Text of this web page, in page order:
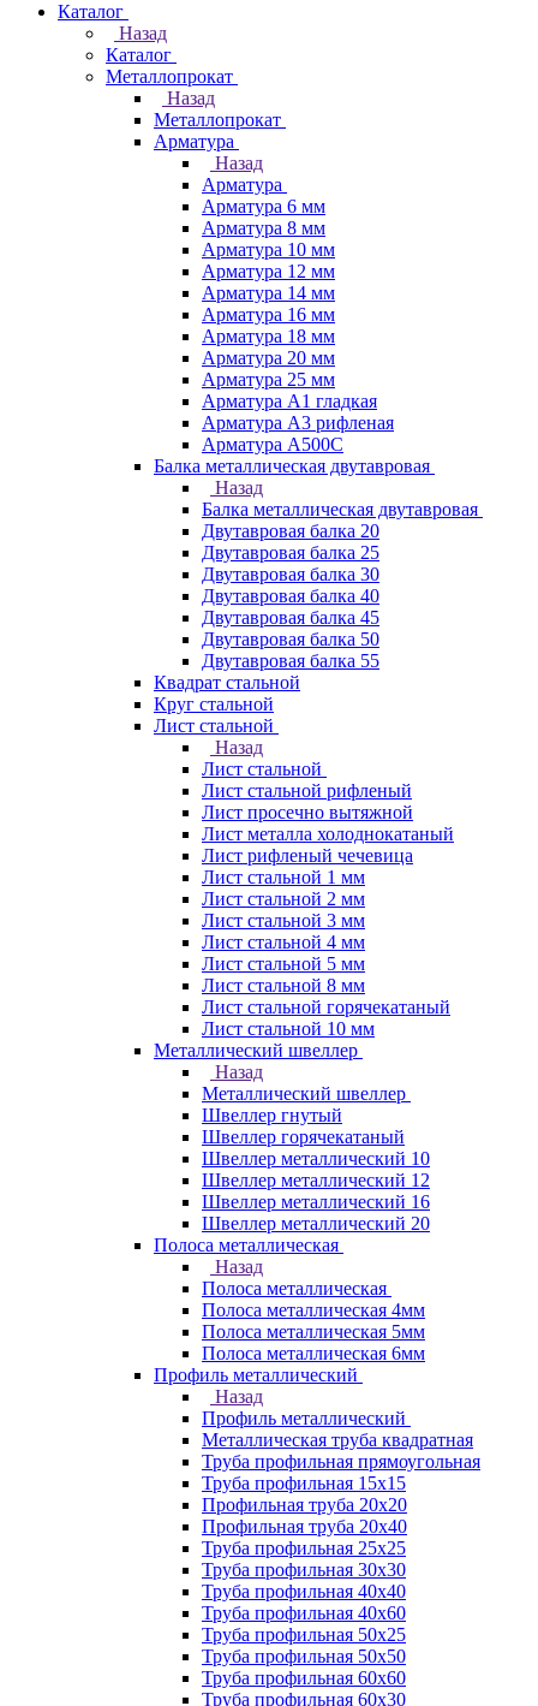
Каталог
Назад
Каталог
Металлопрокат
Назад
Металлопрокат
Арматура
Назад
Арматура
Арматура 6 мм
Арматура 8 мм
Арматура 10 мм
Арматура 12 мм
Арматура 14 мм
Арматура 16 мм
Арматура 18 мм
Арматура 20 мм
Арматура 25 мм
Арматура А1 гладкая
Арматура А3 рифленая
Арматура А500С
Балка металлическая двутавровая
Назад
Балка металлическая двутавровая
Двутавровая балка 20
Двутавровая балка 25
Двутавровая балка 30
Двутавровая балка 40
Двутавровая балка 45
Двутавровая балка 50
Двутавровая балка 55
Квадрат стальной
Круг стальной
Лист стальной
Назад
Лист стальной
Лист стальной рифленый
Лист просечно вытяжной
Лист металла холоднокатаный
Лист рифленый чечевица
Лист стальной 1 мм
Лист стальной 2 мм
Лист стальной 3 мм
Лист стальной 4 мм
Лист стальной 5 мм
Лист стальной 8 мм
Лист стальной горячекатаный
Лист стальной 10 мм
Металлический швеллер
Назад
Металлический швеллер
Швеллер гнутый
Швеллер горячекатаный
Швеллер металлический 10
Швеллер металлический 12
Швеллер металлический 16
Швеллер металлический 20
Полоса металлическая
Назад
Полоса металлическая
Полоса металлическая 4мм
Полоса металлическая 5мм
Полоса металлическая 6мм
Профиль металлический
Назад
Профиль металлический
Металлическая труба квадратная
Труба профильная прямоугольная
Труба профильная 15х15
Профильная труба 20х20
Профильная труба 20х40
Труба профильная 25х25
Труба профильная 30x30
Труба профильная 40х40
Труба профильная 40х60
Труба профильная 50х25
Труба профильная 50х50
Труба профильная 60x60
Труба профильная 60х30